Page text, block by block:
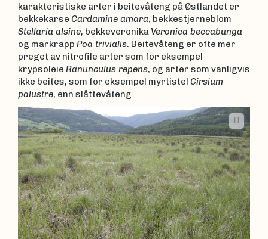
karakteristiske arter i beitevåteng på Østlandet er
bekkekarse Cardamine amara, bekkestjerneblom
Stellaria alsine, bekkeveronika Veronica beccabunga
og markrapp Poa trivialis. Beitevåteng er ofte mer
preget av nitrofile arter som for eksempel
krypsoleie Ranunculus repens, og arter som vanligvis
ikke beites, som for eksempel myrtistel Cirsium
palustre, enn slåttevåteng.